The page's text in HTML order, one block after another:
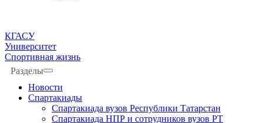
КГАСУ
Университет
Спортивная жизнь
Разделы
Новости
Спартакиады
Спартакиада вузов Республики Татарстан
Спартакиада НПР и сотрудников вузов РТ